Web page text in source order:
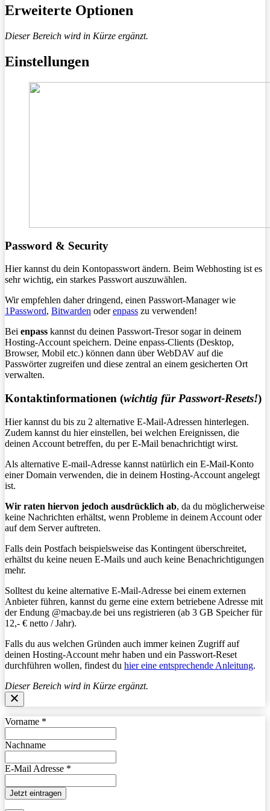
Erweiterte Optionen
Dieser Bereich wird in Kürze ergänzt.
Einstellungen
Password & Security
Hier kannst du dein Kontopasswort ändern. Beim Webhosting ist es
sehr wichtig, ein starkes Passwort auszuwählen.
Wir empfehlen daher dringend, einen Passwort-Manager wie
1Password, Bitwarden oderenpass zu verwenden!
Bei enpass kannst du deinen Passwort-Tresor sogar in deinem
Hosting-Account speichern. Deine enpass-Clients (Desktop,
Browser, Mobil etc.) können dann über WebDAV auf die
Passwörter zugreifen und diese zentral an einem gesicherten Ort
verwalten.
Kontaktinformationen (wichtig für Passwort-Resets!)
Hier kannst du bis zu 2 alternative E-Mail-Adressen hinterlegen.
Zudem kannst du hier einstellen, bei welchen Ereignissen, die
deinen Account betreffen, du per E-Mail benachrichtigt wirst.
Als alternative E-mail-Adresse kannst natürlich ein E-Mail-Konto
einer Domain verwenden, die in deinem Hosting-Account angelegt
ist.
Wir raten hiervon jedoch ausdrücklich ab, da du möglicherweise
keine Nachrichten erhältst, wenn Probleme in deinem Account oder
auf dem Server auftreten.
Falls dein Postfach beispielsweise das Kontingent überschreitet,
erhältst du keine neuen E-Mails und auch keine Benachrichtigungen
mehr.
Solltest du keine alternative E-Mail-Adresse bei einem externen
Anbieter führen, kannst du gerne eine extern betriebene Adresse mit
der Endung @macbay.de bei uns registrieren (ab 3 GB Speicher für
12,- € netto / Jahr).
Falls du aus welchen Gründen auch immer keinen Zugriff auf
deinen Hosting-Account mehr haben und ein Passwort-Reset
durchführen wollen, findest du hier eine entsprechende Anleitung.
Dieser Bereich wird in Kürze ergänzt.
Vorname *
Nachname
E-Mail Adresse *
Jetzt eintragen